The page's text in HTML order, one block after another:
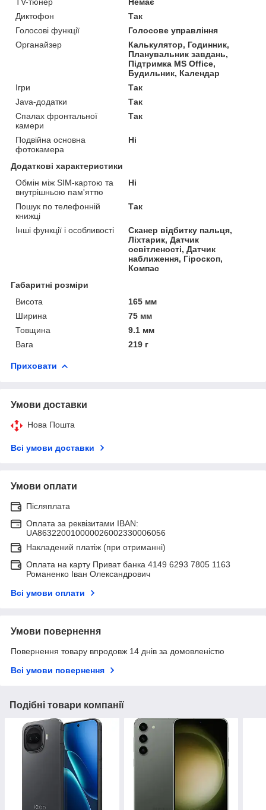
Диктофон
Так
Голосові функції
Голосове управління
Органайзер
Калькулятор, Годинник,
Планувальник завдань,
Підтримка MS Office,
Будильник, Календар
Ігри
Так
Java-додатки
Так
Спалах фронтальної
камери
Так
Подвійна основна
фотокамера
Ні
Додаткові характеристики
Обмін між SIM-картою та
внутрішньою пам'яттю
Ні
Пошук по телефонній
книжці
Так
Інші функції і особливості
Сканер відбитку пальця,
Ліхтарик, Датчик
освітленості, Датчик
наближення, Гіроскоп,
Компас
Габаритні розміри
Висота
165 мм
Ширина
75 мм
Товщина
9.1 мм
Вага
219 г
Приховати
Умови доставки
Нова Пошта
Всі умови доставки
Умови оплати
Післяплата
Оплата за реквізитами IBAN:
UA863220010000026002330006056
Накладений платіж (при отриманні)
Оплата на карту Приват банка 4149 6293 7805 1163
Романенко Іван Олександрович
Всі умови оплати
Умови повернення
Повернення товару впродовж 14 днів за домовленістю
Всі умови повернення
Подібні товари компанії